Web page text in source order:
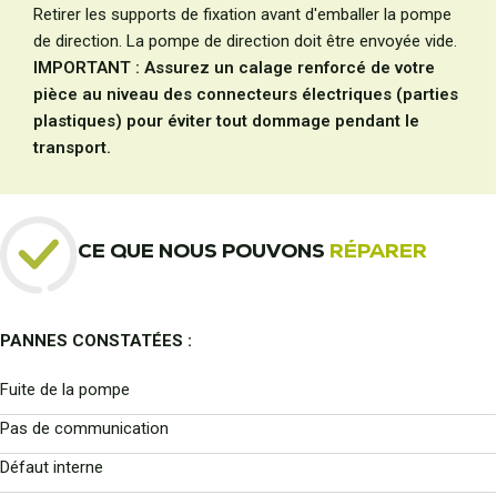
Retirer les supports de fixation avant d'emballer la pompe
de direction. La pompe de direction doit être envoyée vide.
IMPORTANT : Assurez un calage renforcé de votre
pièce au niveau des connecteurs électriques (parties
plastiques) pour éviter tout dommage pendant le
transport.
CE QUE NOUS POUVONS RÉPARER
PANNES CONSTATÉES :
Fuite de la pompe
Pas de communication
Défaut interne